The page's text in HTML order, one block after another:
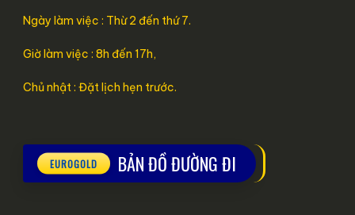
Ngày làm việc : Thừ 2 đến thứ 7.
Giờ làm việc : 8h đến 17h,
Chủ nhật : Đặt lịch hẹn trước.
BẢN ĐỒ ĐƯỜNG ĐI